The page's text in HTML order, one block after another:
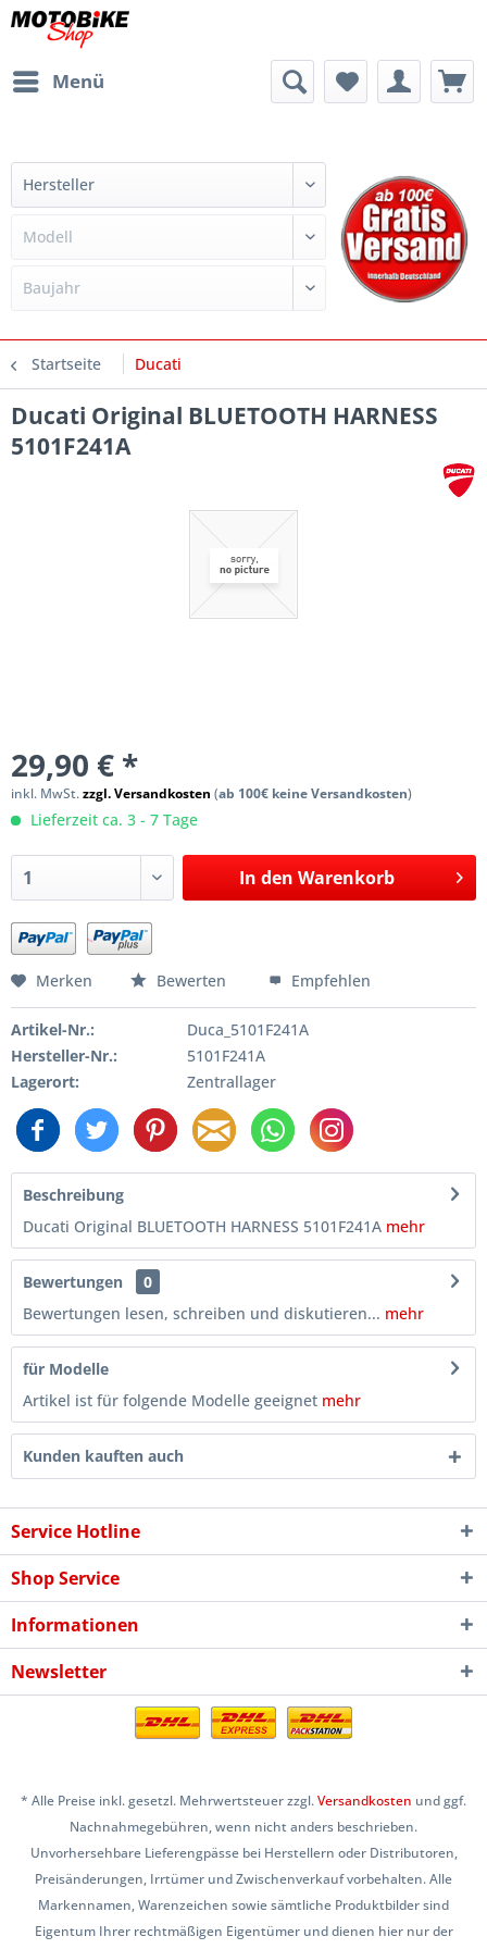
Menü
Startseite Ducati
Ducati Original BLUETOOTH HARNESS
5101F241A
29,90 € *
inkl. MwSt.zzgl. Versandkosten (ab 100€ keine Versandkosten)
Lieferzeit ca. 3 - 7 Tage
In den Warenkorb
Merken Bewerten Empfehlen
Artikel-Nr.:
Duca_5101F241A
Hersteller-Nr.:
5101F241A
Lagerort:
Zentrallager
Beschreibung
Ducati Original BLUETOOTH HARNESS 5101F241A mehr
Bewertungen
0
Bewertungen lesen, schreiben und diskutieren... mehr
für Modelle
Artikel ist für folgende Modelle geeignet mehr
Kunden kauften auch
Service Hotline
Shop Service
Informationen
Newsletter
* Alle Preise inkl. gesetzl. Mehrwertsteuer zzgl.Versandkosten und ggf.
Nachnahmegebühren, wenn nicht anders beschrieben.
Unvorhersehbare Lieferengpässe bei Herstellern oder Distributoren,
Preisänderungen, Irrtümer und Zwischenverkauf vorbehalten. Alle
Markennamen, Warenzeichen sowie sämtliche Produktbilder sind
Eigentum Ihrer rechtmäßigen Eigentümer und dienen hier nur der